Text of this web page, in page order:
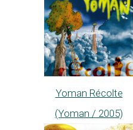
Yoman Récolte
(Yoman / 2005)